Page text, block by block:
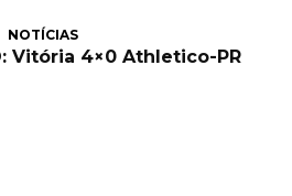
NOTÍCIAS
Vitória 4×0 Athletico-PR